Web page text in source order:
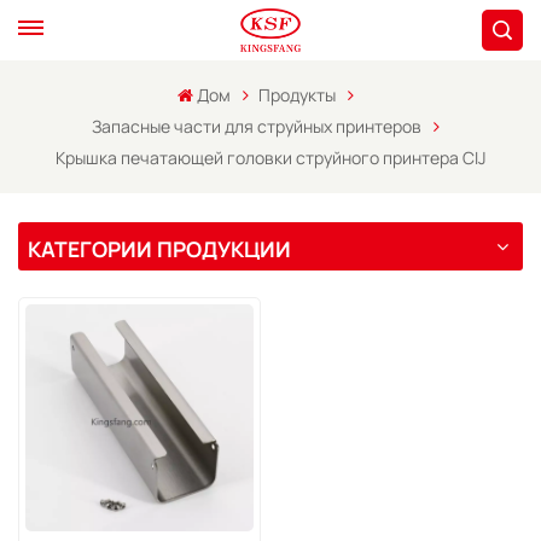
Дом
Продукты
Запасные части для струйных принтеров
Крышка печатающей головки струйного принтера CIJ
КАТЕГОРИИ ПРОДУКЦИИ